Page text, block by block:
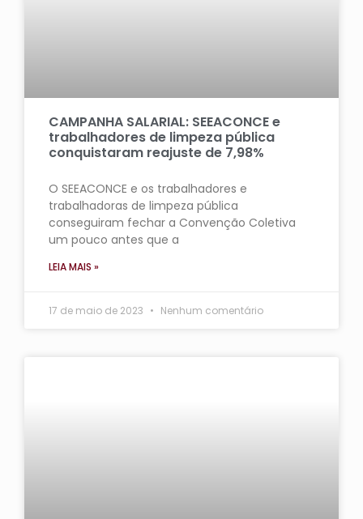
CAMPANHA SALARIAL: SEEACONCE e
trabalhadores de limpeza pública
conquistaram reajuste de 7,98%
O SEEACONCE e os trabalhadores e
trabalhadoras de limpeza pública
conseguiram fechar a Convenção Coletiva
um pouco antes que a
LEIA MAIS »
17 de maio de 2023 Nenhum comentário